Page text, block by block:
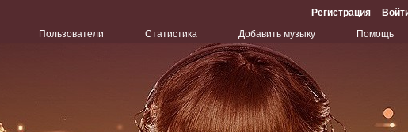
Регистрация
Пользователи Статистика Добавить музыку Помощь